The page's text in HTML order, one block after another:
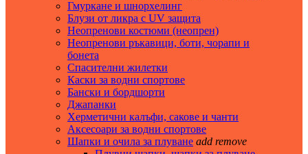
Гмуркане и шнорхелинг
Блузи от ликра с UV защита
Неопренови костюми (неопрен)
Неопренови ръкавици, боти, чорапи и
бонета
Спасителни жилетки
Каски за водни спортове
Бански и бордшорти
Джапанки
Херметични калъфи, сакове и чанти
Аксесоари за водни спортове
Шапки и очила за плуване add remove